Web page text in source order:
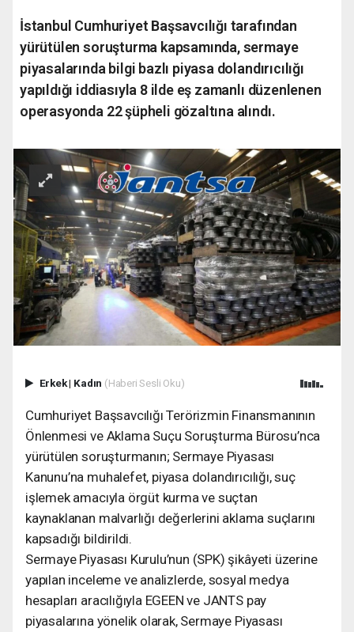
İstanbul Cumhuriyet Başsavcılığı tarafından
yürütülen soruşturma kapsamında, sermaye
piyasalarında bilgi bazlı piyasa dolandırıcılığı
yapıldığı iddiasıyla 8 ilde eş zamanlı düzenlenen
operasyonda 22 şüpheli gözaltına alındı.
Erkek| Kadın (Haberi Sesli Oku)
Cumhuriyet Başsavcılığı Terörizmin Finansmanının
Önlenmesi ve Aklama Suçu Soruşturma Bürosu’nca
yürütülen soruşturmanın; Sermaye Piyasası
Kanunu’na muhalefet, piyasa dolandırıcılığı, suç
işlemek amacıyla örgüt kurma ve suçtan
kaynaklanan malvarlığı değerlerini aklama suçlarını
kapsadığı bildirildi.
Sermaye Piyasası Kurulu’nun (SPK) şikâyeti üzerine
yapılan inceleme ve analizlerde, sosyal medya
hesapları aracılığıyla EGEEN ve JANTS pay
piyasalarına yönelik olarak, Sermaye Piyasası